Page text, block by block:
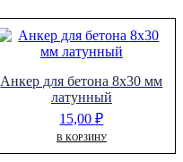
Анкер для бетона 8х30 мм
латунный
15,00₽
В КОРЗИНУ